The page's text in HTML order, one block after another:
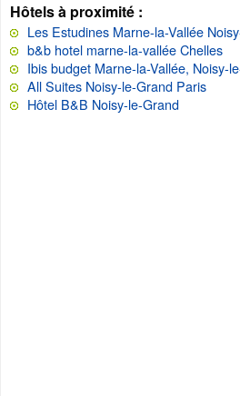
Hôtels à proximité :
Les Estudines Marne-la-Vallée
b&b hotel marne-la-vallée Chelles
Ibis budget Marne-la-Vallée, Noisy-
All Suites Noisy-le-Grand Paris
Hôtel B&B Noisy-le-Grand